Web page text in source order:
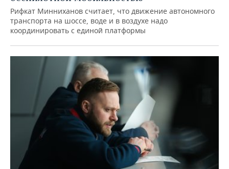
Рифкат Минниханов считает, что движение автономного
транспорта на шоссе, воде и в воздухе надо
координировать с единой платформы